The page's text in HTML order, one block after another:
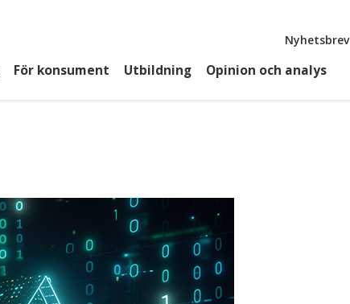
Top
Nyhetsbrev
För konsument Utbildning Opinion och analys